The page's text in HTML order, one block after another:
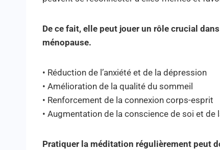
De ce fait, elle peut jouer un rôle crucial
ménopause.
• Réduction de l’anxiété et de la dépression
• Amélioration de la qualité du sommeil
• Renforcement de la connexion corps-esprit
• Augmentation de la conscience de soi et de
Pratiquer la méditation régulièrement peut